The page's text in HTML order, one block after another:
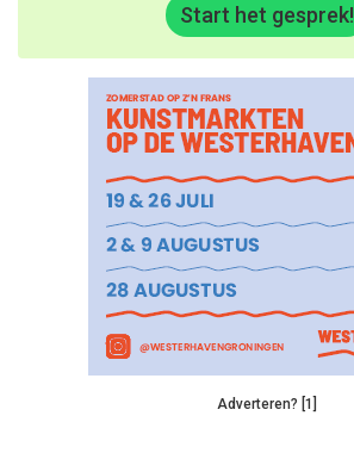
Start het gesprek!
Adverteren? [1]